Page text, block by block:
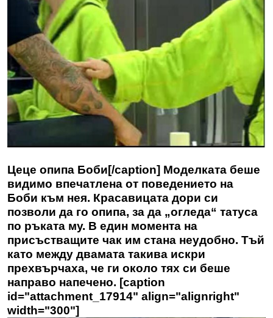
Цеце опипа Боби[/caption] Моделката беше
видимо впечатлена от поведението на
Боби към нея. Красавицата дори си
позволи да го опипа, за да „огледа“ татуса
по ръката му. В един момента на
присъстващите чак им стана неудобно. Тъй
като между двамата такива искри
прехвърчаха, че ги около тях си беше
направо напечено. [caption
id="attachment_17914" align="alignright"
width="300"]